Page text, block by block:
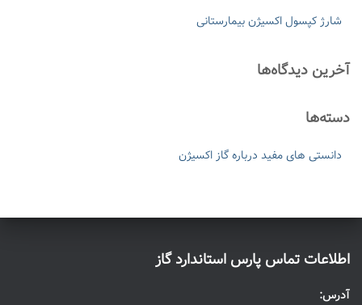
شارژ کپسول اکسیژن بیمارستانی
آخرین دیدگاه‌ها
دسته‌ها
دانستی های مفید درباره گاز اکسیژن
اطلاعات تماس پارس استاندارد گاز
آدرس: